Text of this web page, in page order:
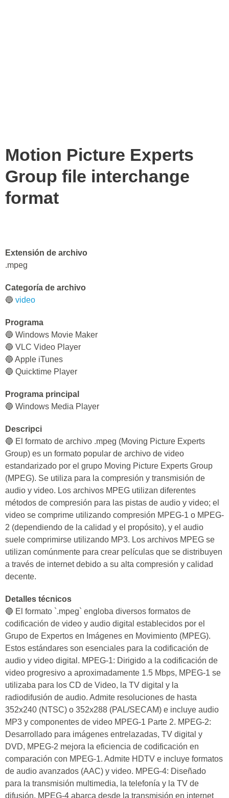
Motion Picture Experts
Group file interchange
format
Extensión de archivo
.mpeg
Categoría de archivo
🔵 video
Programa
🔵 Windows Movie Maker
🔵 VLC Video Player
🔵 Apple iTunes
🔵 Quicktime Player
Programa principal
🔵 Windows Media Player
Descripci
🔵 El formato de archivo .mpeg (Moving Picture Experts
Group) es un formato popular de archivo de video
estandarizado por el grupo Moving Picture Experts Group
(MPEG). Se utiliza para la compresión y transmisión de
audio y video. Los archivos MPEG utilizan diferentes
métodos de compresión para las pistas de audio y video; el
video se comprime utilizando compresión MPEG-1 o MPEG-
2 (dependiendo de la calidad y el propósito), y el audio
suele comprimirse utilizando MP3. Los archivos MPEG se
utilizan comúnmente para crear películas que se distribuyen
a través de internet debido a su alta compresión y calidad
decente.
Detalles técnicos
🔵 El formato `.mpeg` engloba diversos formatos de
codificación de video y audio digital establecidos por el
Grupo de Expertos en Imágenes en Movimiento (MPEG).
Estos estándares son esenciales para la codificación de
audio y video digital. MPEG-1: Dirigido a la codificación de
video progresivo a aproximadamente 1.5 Mbps, MPEG-1 se
utilizaba para los CD de Video, la TV digital y la
radiodifusión de audio. Admite resoluciones de hasta
352x240 (NTSC) o 352x288 (PAL/SECAM) e incluye audio
MP3 y componentes de video MPEG-1 Parte 2. MPEG-2:
Desarrollado para imágenes entrelazadas, TV digital y
DVD, MPEG-2 mejora la eficiencia de codificación en
comparación con MPEG-1. Admite HDTV e incluye formatos
de audio avanzados (AAC) y video. MPEG-4: Diseñado
para la transmisión multimedia, la telefonía y la TV de
difusión, MPEG-4 abarca desde la transmisión en internet